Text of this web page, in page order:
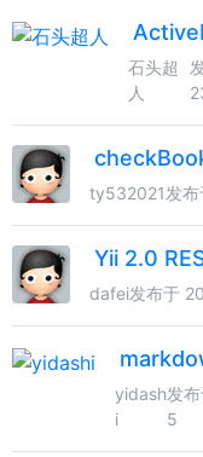
石头超
人
ty532021发
Yii 2.0
dafei发布于
yidash
i
发
5